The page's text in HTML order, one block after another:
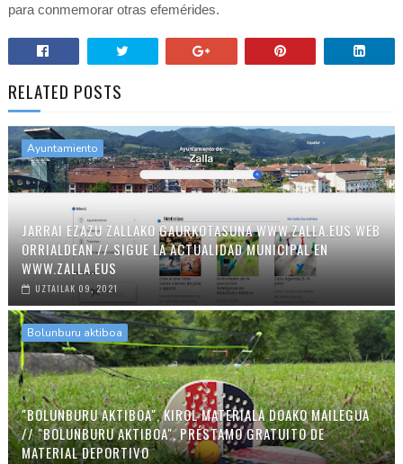
para conmemorar otras efemérides.
RELATED POSTS
Ayuntamiento
JARRAI EZAZU ZALLAKO GAURKOTASUNA WWW.ZALLA.EUS WEB
ORRIALDEAN // SIGUE LA ACTUALIDAD MUNICIPAL EN
WWW.ZALLA.EUS
UZTAILAK 09, 2021
Bolunburu aktiboa
"BOLUNBURU AKTIBOA", KIROL MATERIALA DOAKO MAILEGUA
// "BOLUNBURU AKTIBOA", PRÉSTAMO GRATUITO DE
MATERIAL DEPORTIVO